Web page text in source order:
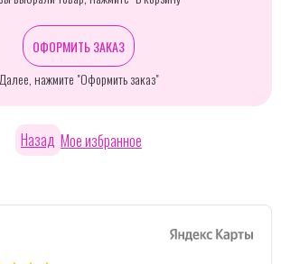
ОФОРМИТЬ ЗАКАЗ
Далее, нажмите "Оформить заказ"
Назад Мое избранное